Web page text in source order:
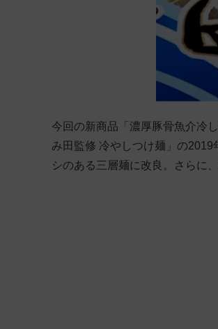
今回の新商品「濃厚豚骨魚介冷
み田監修 冷やしつけ麺」の
シのある三層麺に改良。さらに